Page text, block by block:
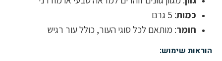
כמות: 5 גרם
חומר: מותאם לכל סוגי העור, כולל עור רגיש
הוראות שימוש: